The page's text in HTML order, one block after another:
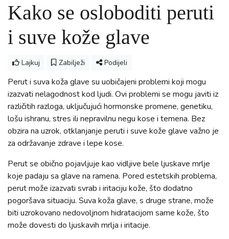
Kako se osloboditi peruti
i suve kože glave
Lajkuj Zabilježi Podijeli
Perut i suva koža glave su uobičajeni problemi koji mogu
izazvati nelagodnost kod ljudi. Ovi problemi se mogu javiti iz
različitih razloga, uključujući hormonske promene, genetiku,
lošu ishranu, stres ili nepravilnu negu kose i temena. Bez
obzira na uzrok, otklanjanje peruti i suve kože glave važno je
za održavanje zdrave i lepe kose.
Perut se obično pojavljuje kao vidljive bele ljuskave mrlje
koje padaju sa glave na ramena. Pored estetskih problema,
perut može izazvati svrab i iritaciju kože, što dodatno
pogoršava situaciju. Suva koža glave, s druge strane, može
biti uzrokovano nedovoljnom hidratacijom same kože, što
može dovesti do ljuskavih mrlja i iritacije.